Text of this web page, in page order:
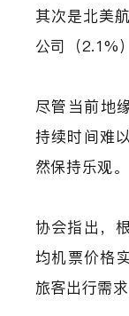
其次是北美
公司（2.1%
尽管当前地
持续时间难
然保持乐观。
协会指出，
均机票价格
旅客出行需求